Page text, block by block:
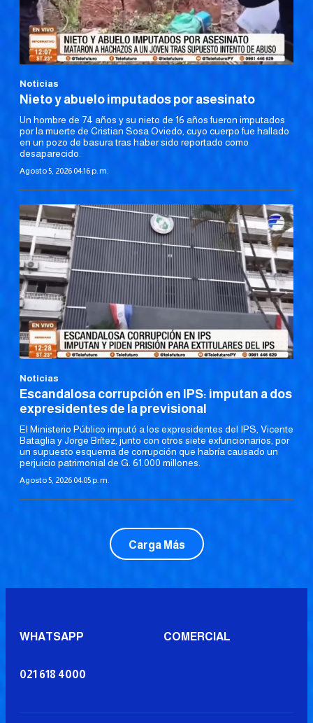
Noticias
Nieto y abuelo imputados por asesinato
Un hombre de 74 años y su nieto de 16 años fueron imputados
por la muerte de Cristian Sosa Oviedo, cuyo cuerpo fue hallado
en un pozo de basura tras haber sido reportado como
desaparecido.
Agosto 5, 2026 04:16 p. m.
Noticias
Escandalosa corrupción en IPS: imputan a dos
expresidentes de la previsional
El Ministerio Público imputó a los expresidentes del IPS, Vicente
Bataglia y Jorge Brítez, junto con otros siete exfuncionarios, por
un supuesto esquema de corrupción que habría causado un
perjuicio patrimonial de G. 61.000 millones.
Agosto 5, 2026 04:05 p. m.
Carga Más
WHATSAPP COMERCIAL
021 618 4000